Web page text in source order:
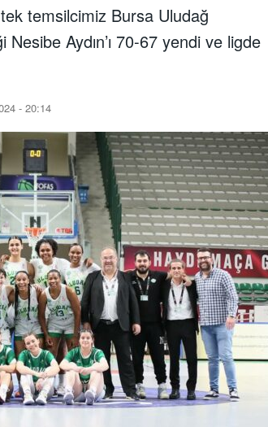
temsilcimiz Bursa Uludağ
Aydın’ı 70-67 yendi ve ligde
- 20:14